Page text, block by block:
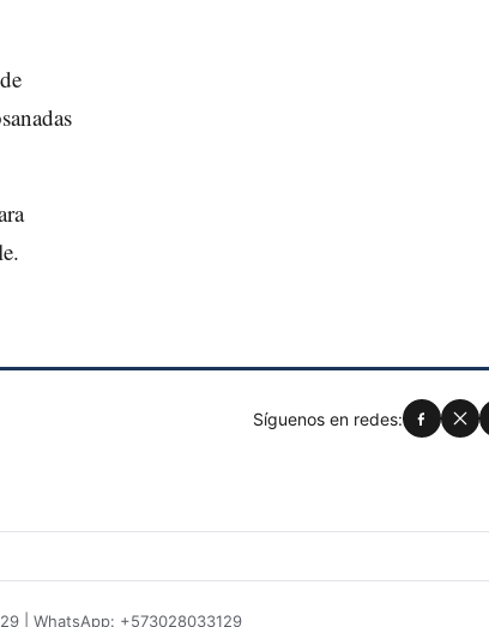
Síguenos en redes:
| WhatsApp: +573028033129